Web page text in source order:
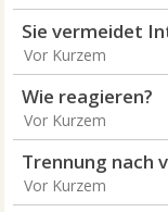
Sie vermeidet
Vor Kurzem
Wie reagieren?
Vor Kurzem
Trennung nach
Vor Kurzem